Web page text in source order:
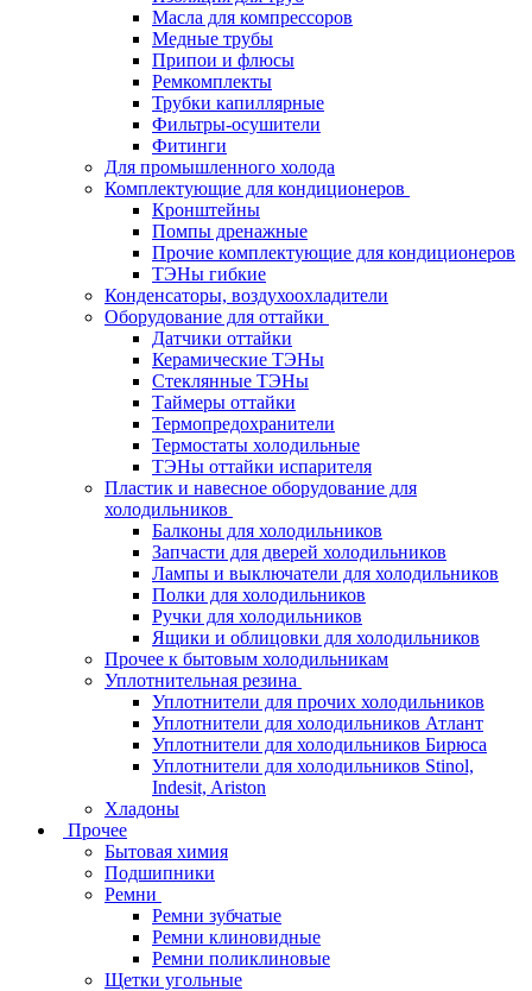
Масла для компрессоров
Медные трубы
Припои и флюсы
Ремкомплекты
Трубки капиллярные
Фильтры-осушители
Фитинги
Для промышленного холода
Комплектующие для кондиционеров
Кронштейны
Помпы дренажные
Прочие комплектующие для кондиционеров
ТЭНы гибкие
Конденсаторы, воздухоохладители
Оборудование для оттайки
Датчики оттайки
Керамические ТЭНы
Стеклянные ТЭНы
Таймеры оттайки
Термопредохранители
Термостаты холодильные
ТЭНы оттайки испарителя
Пластик и навесное оборудование для
холодильников
Балконы для холодильников
Запчасти для дверей холодильников
Лампы и выключатели для холодильников
Полки для холодильников
Ручки для холодильников
Ящики и облицовки для холодильников
Прочее к бытовым холодильникам
Уплотнительная резина
Уплотнители для прочих холодильников
Уплотнители для холодильников Атлант
Уплотнители для холодильников Бирюса
Уплотнители для холодильников Stinol,
Indesit, Ariston
Хладоны
Прочее
Бытовая химия
Подшипники
Ремни
Ремни зубчатые
Ремни клиновидные
Ремни поликлиновые
Щетки угольные